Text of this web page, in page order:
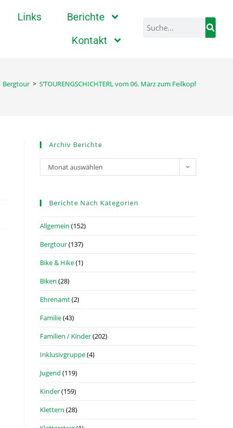
Links
Berichte
Kontakt
Bergtour > S’TOURENGSCHICHTERL vom 06. März zum Feilkopf
Archiv Berichte
Monat auswählen
Berichte Nach Kategorien
Allgemein (152)
Bergtour(137)
Bike & Hike(1)
Biken (28)
Ehrenamt(2)
Familie(43)
Familien / Kinder(202)
Inklusivgruppe(4)
Jugend (119)
Kinder(159)
Klettern (28)